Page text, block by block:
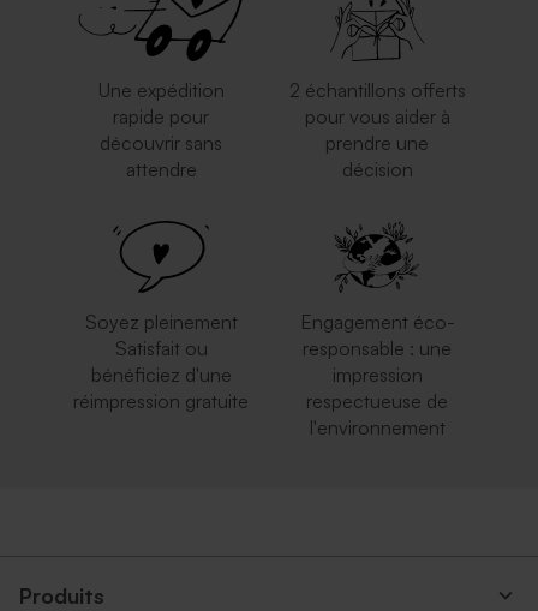
Une expédition
rapide pour
découvrir sans
attendre
2 échantillons offerts
pour vous aider à
prendre une
décision
Soyez pleinement
Satisfait ou
bénéficiez d'une
réimpression gratuite
Engagement éco-
responsable : une
impression
respectueuse de
l'environnement
Produits